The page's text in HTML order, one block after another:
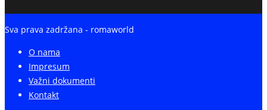
Sva prava zadržana - romaworld
O nama
Impresum
Važni dokumenti
Kontakt